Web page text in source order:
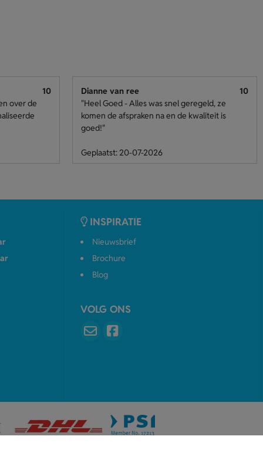
10
over de
Dianne van ree
10
"Heel Goed - Alles was snel geregeld, ze
komen de afspraken na en de kwaliteit is
goed!"
Geplaatst: 20-07-2026
INSPIRATIE
Nieuwsbrief
Brochure
Blog
VOLG ONS